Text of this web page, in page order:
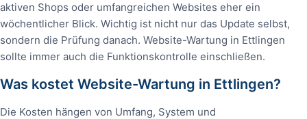
aktiven Shops oder umfangreichen Websites eher ein
wöchentlicher Blick. Wichtig ist nicht nur das Update selbst,
sondern die Prüfung danach. Website-Wartung in Ettlingen
sollte immer auch die Funktionskontrolle einschließen.
Was kostet Website-Wartung in Ettlingen?
Die Kosten hängen von Umfang, System und